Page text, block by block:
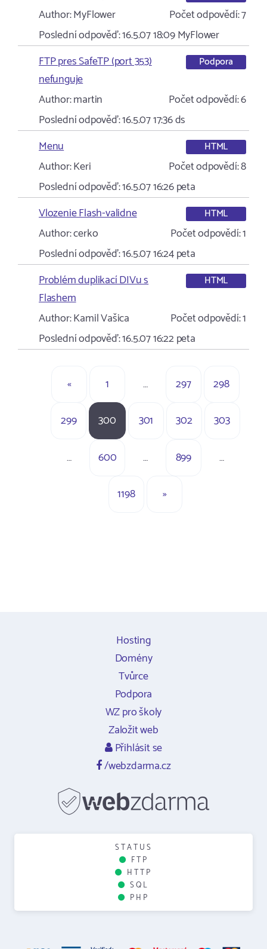
Author:MyFlower Počet odpovědí:7
Poslední odpověď:16.5.07 18:09MyFlower
FTP pres SafeTP (port 353)
nefunguje
Podpora
Author:martin Počet odpovědí:6
Poslední odpověď:16.5.07 17:36ds
Menu
HTML
Author:Keri Počet odpovědí:8
Poslední odpověď:16.5.07 16:26peta
Vlozenie Flash-validne
HTML
Author:cerko Počet odpovědí:1
Poslední odpověď:16.5.07 16:24peta
Problém duplikací DIVu s
Flashem
HTML
Author:Kamil Vašica Počet odpovědí:1
Poslední odpověď:16.5.07 16:22peta
« 1 … 297 298
299 300 301 302 303
… 600 … 899 …
1198 »
Hosting
Domény
Tvůrce
Podpora
WZ pro školy
Založit web
Přihlásit se
/webzdarma.cz
STATUS
FTP
HTTP
SQL
PHP